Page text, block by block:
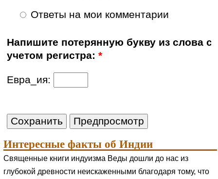
Ответы на мои комментарии
Напишите потерянную букву из слова с
учетом регистра:*
Евра_ия:
Интересные факты об Индии
Священные книги индуизма Веды дошли до нас из
глубокой древности неискаженными благодаря тому, что